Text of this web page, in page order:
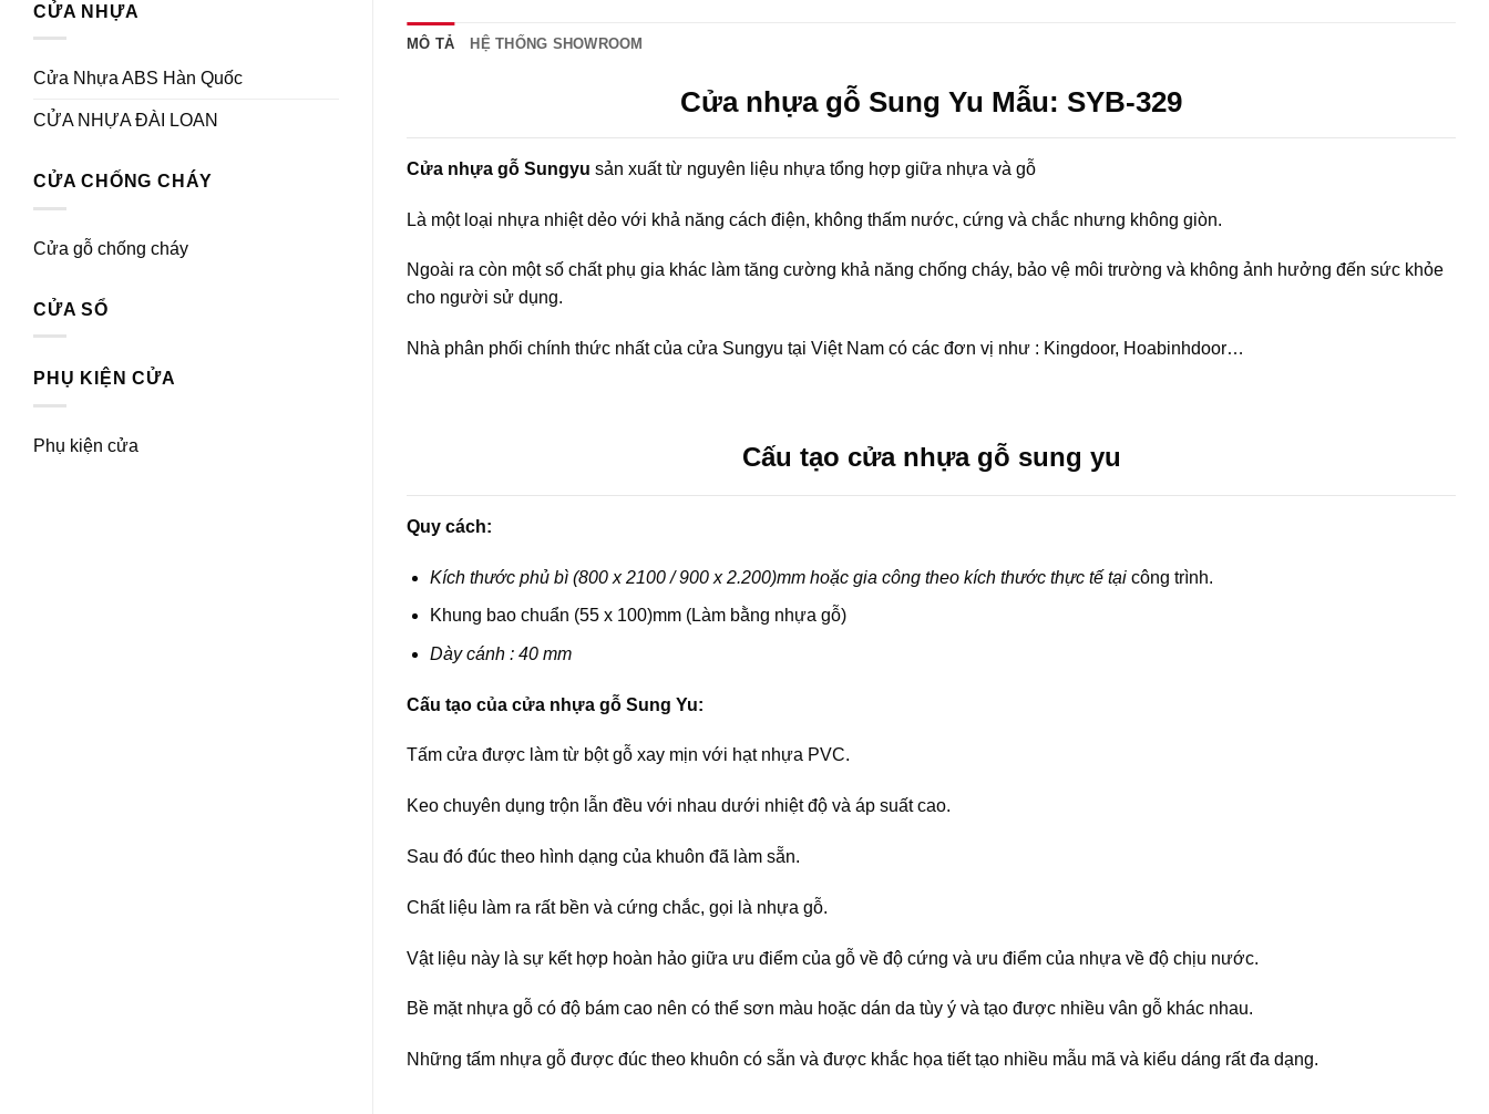
CỬA NHỰA
Cửa Nhựa ABS Hàn Quốc
CỬA NHỰA ĐÀI LOAN
CỬA CHỐNG CHÁY
Cửa gỗ chống cháy
CỬA SỔ
PHỤ KIỆN CỬA
Phụ kiện cửa
MÔ TẢ HỆ THỐNG SHOWROOM
Cửa nhựa gỗ Sung Yu Mẫu: SYB-329
Cửa nhựa gỗ Sungyu sản xuất từ nguyên liệu nhựa tổng hợp giữa nhựa và gỗ
Là một loại nhựa nhiệt dẻo với khả năng cách điện, không thấm nước, cứng và chắc nhưng không giòn.
Ngoài ra còn một số chất phụ gia khác làm tăng cường khả năng chống cháy, bảo vệ môi trường và không ảnh hưởng đến sức khỏe
cho người sử dụng.
Nhà phân phối chính thức nhất của cửa Sungyu tại Việt Nam có các đơn vị như : Kingdoor, Hoabinhdoor…
Cấu tạo cửa nhựa gỗ sung yu
Quy cách:
Kích thước phủ bì (800 x 2100 / 900 x 2.200)mm hoặc gia công theo kích thước thực tế tại công trình.
Khung bao chuẩn (55 x 100)mm (Làm bằng nhựa gỗ)
Dày cánh : 40 mm
Cấu tạo của cửa nhựa gỗ Sung Yu:
Tấm cửa được làm từ bột gỗ xay mịn với hạt nhựa PVC.
Keo chuyên dụng trộn lẫn đều với nhau dưới nhiệt độ và áp suất cao.
Sau đó đúc theo hình dạng của khuôn đã làm sẵn.
Chất liệu làm ra rất bền và cứng chắc, gọi là nhựa gỗ.
Vật liệu này là sự kết hợp hoàn hảo giữa ưu điểm của gỗ về độ cứng và ưu điểm của nhựa về độ chịu nước.
Bề mặt nhựa gỗ có độ bám cao nên có thể sơn màu hoặc dán da tùy ý và tạo được nhiều vân gỗ khác nhau.
Những tấm nhựa gỗ được đúc theo khuôn có sẵn và được khắc họa tiết tạo nhiều mẫu mã và kiểu dáng rất đa dạng.